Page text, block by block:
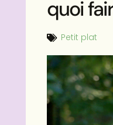
quoi
Petit plat